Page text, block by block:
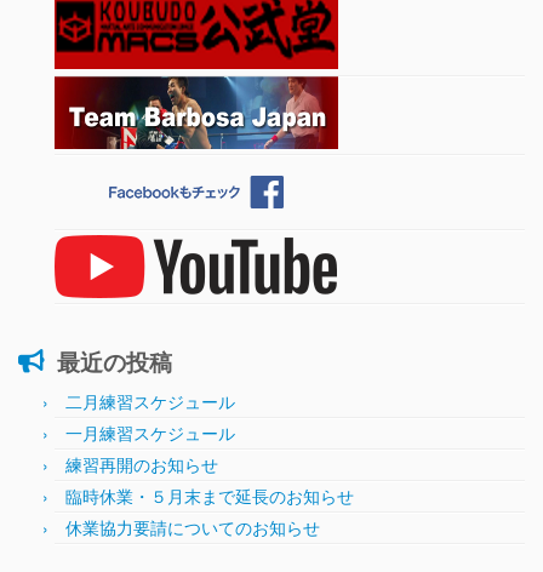
最近の投稿
二月練習スケジュール
一月練習スケジュール
練習再開のお知らせ
臨時休業・５月末まで延長のお知らせ
休業協力要請についてのお知らせ